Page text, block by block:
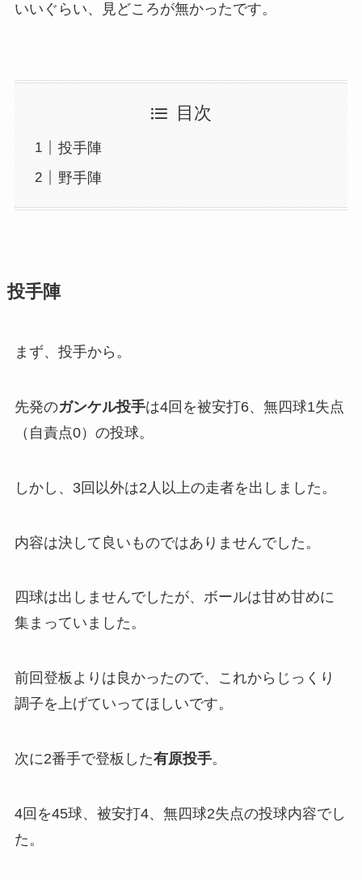
いいぐらい、見どころが無かったです。
目次
投手陣
野手陣
投手陣
まず、投手から。
先発のガンケル投手は4回を被安打6、無四球1失点
（自責点0）の投球。
しかし、3回以外は2人以上の走者を出しました。
内容は決して良いものではありませんでした。
四球は出しませんでしたが、ボールは甘め甘めに
集まっていました。
前回登板よりは良かったので、これからじっくり
調子を上げていってほしいです。
次に2番手で登板した有原投手。
4回を45球、被安打4、無四球2失点の投球内容でし
た。